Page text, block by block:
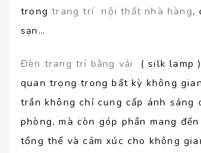
trongtrang trí nội thất nhà hàng,
sạn…
Đèn trang trí bằng vải
( silk lamp
quan trọng trong bất kỳ không
trần không chỉ cung cấp ánh sáng
phòng, mà còn góp phần mang
tổng thể và cảm xúc cho không